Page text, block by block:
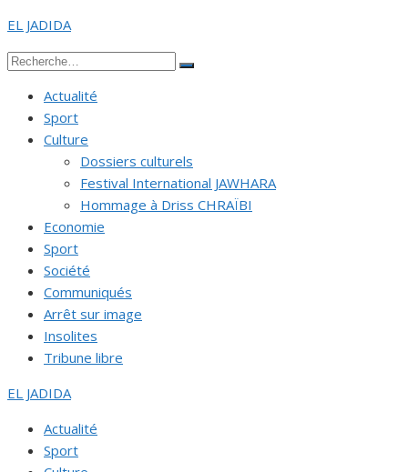
Aller
contenu
EL JADIDA
Recherche
Rechercher
Actualité
Sport
Culture
Dossiers culturels
Festival International JAWHARA
Hommage à Driss CHRAÏBI
Economie
Sport
Société
Communiqués
Arrêt sur image
Insolites
Tribune libre
EL JADIDA
Actualité
Sport